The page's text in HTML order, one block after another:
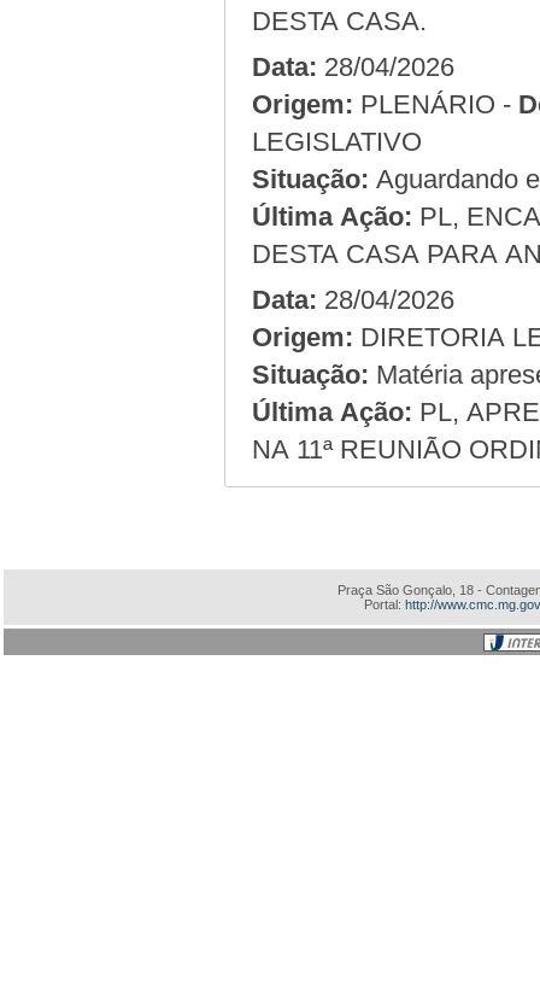
DESTA CASA.
Data: 28/04/2026
Origem:
PLENÁRIO -
LEGISLATIVO
Situação: Aguardando
Última Ação: PL,
DESTA CASA PARA
Data: 28/04/2026
Origem:
Situação: Matéria
Última Ação: PL,
NA 11ª REUNIÃO
Praça São Gonçalo, 18 -
Portal: http://